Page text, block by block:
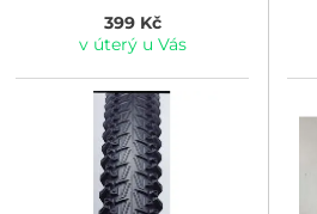
399 Kč
v úterý u Vás